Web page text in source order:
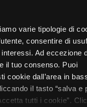
varie tipologie di
consentire di
Ad eccezione
il tuo consenso. Puoi
cookie dall’area in
il tasto “salva e
tutti i cookie”.